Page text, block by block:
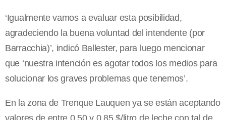
‘Igualmente vamos a evaluar esta posibilidad,
agradeciendo la buena voluntad del intendente (por
Barracchia)’, indicó Ballester, para luego mencionar
que ‘nuestra intención es agotar todos los medios para
solucionar los graves problemas que tenemos’.
En la zona de Trenque Lauquen ya se están aceptando